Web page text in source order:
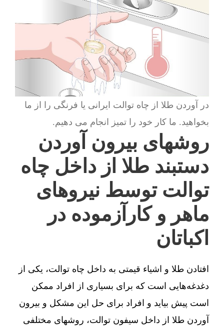
در آوردن طلا از چاه توالت ایرانی یا فرنگی را از ما
بخواهید. ما کار خود را تمیز انجام می دهیم.
روشهای بیرون آوردن
دستبند طلا از داخل چاه
توالت توسط نیروهای
ماهر و کارآزموده در
اکباتان
افتادن طلا و اشیاء قیمتی به داخل چاه توالت، یکی از
دغدغه‌هایی است که برای بسیاری از افراد ممکن
است پیش بیاید و افراد برای حل این مشکل و بیرون
آوردن طلا از داخل سیفون توالت، روشهای مختلفی